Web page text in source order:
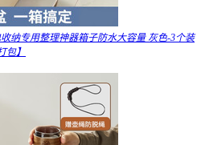
纳专用整理神器箱子防水大容量 灰色-3个装
包】